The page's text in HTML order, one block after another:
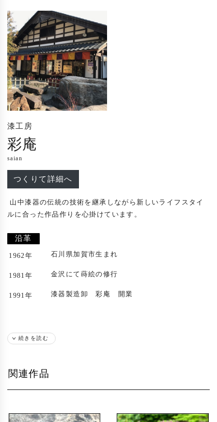
漆工房
彩庵
saian
つくりて詳細へ
ルに合った作品作りを心掛けています。
沿革
1962年 石川県加賀市生まれ
1981年 金沢にて蒔絵の修行
1991年 漆器製造卸 彩庵 開業
続きを読む
関連作品